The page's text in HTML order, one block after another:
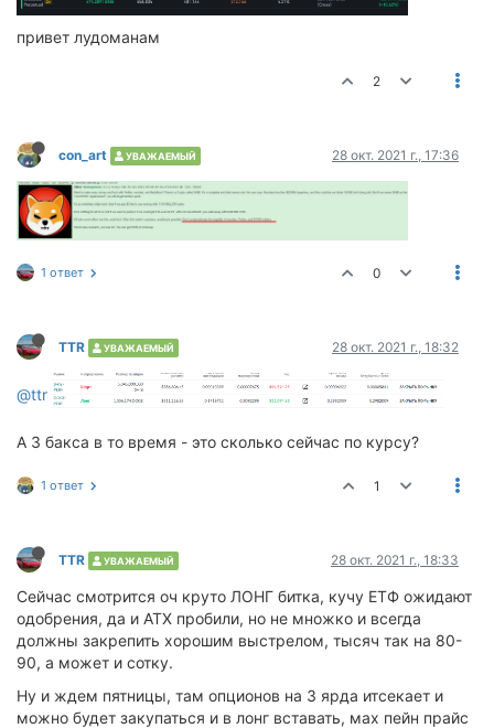
привет лудоманам
2
сon_art УВАЖАЕМЫЙ 28 окт. 2021 г., 17:36
1 ответ 0
TTR УВАЖАЕМЫЙ 28 окт. 2021 г., 18:32
@ttr
А 3 бакса в то время - это сколько сейчас по курсу?
1 ответ 1
TTR УВАЖАЕМЫЙ 28 окт. 2021 г., 18:33
Сейчас смотрится оч круто ЛОНГ битка, кучу ЕТФ ожидают
одобрения, да и АТХ пробили, но не множко и всегда
должны закрепить хорошим выстрелом, тысяч так на 80-
90, а может и сотку.
Ну и ждем пятницы, там опционов на 3 ярда итсекает и
можно будет закупаться и в лонг вставать, мах пейн прайс